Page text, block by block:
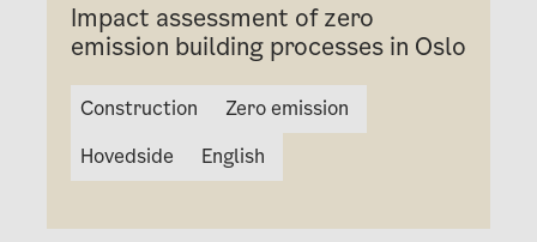
Impact assessment of zero
emission building processes in Oslo
Construction
Zero emission
Hovedside
English